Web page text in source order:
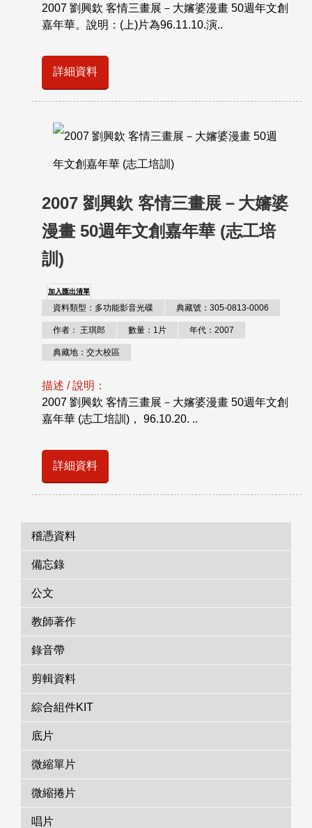
2007 劉興欽 客情三畫展－大嬸婆漫畫 50週年文創
嘉年華。說明：(上)片為96.11.10.演..
詳細資料
2007 劉興欽 客情三畫展－大嬸婆
漫畫 50週年文創嘉年華 (志工培
訓)
加入匯出清單
資料類型：多功能影音光碟 典藏號：305-0813-0006
作者： 王琪郎 數量：1片 年代：2007
典藏地：交大校區
描述 / 說明：
2007 劉興欽 客情三畫展－大嬸婆漫畫 50週年文創
嘉年華 (志工培訓)， 96.10.20. ..
詳細資料
稽憑資料
備忘錄
公文
教師著作
錄音帶
剪輯資料
綜合組件KIT
底片
微縮單片
微縮捲片
唱片